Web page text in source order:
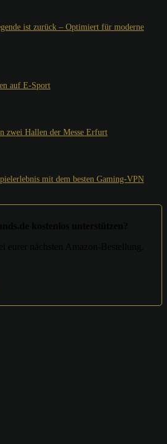
ist zurück – Optimiert für moderne
auf E-Sport
zwei Hallen der Messe Erfurt
mit dem besten Gaming-VPN